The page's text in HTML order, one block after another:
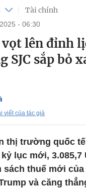
Tài chính
- 06:30
lên đỉnh
SJC sắp bỏ
viết của tác giả
thị trường quốc
lục mới, 3.085,7
sách thuế mới
và căng